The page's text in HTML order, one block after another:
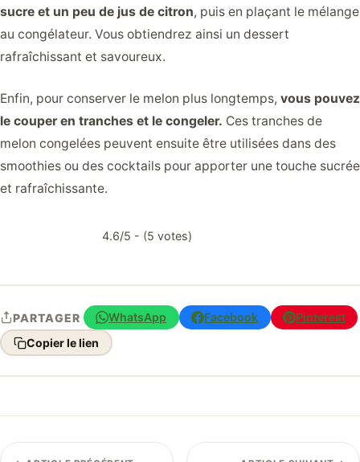
sucre et un peu de jus de citron, puis en plaçant le mélange
au congélateur. Vous obtiendrez ainsi un dessert
rafraîchissant et savoureux.
Enfin, pour conserver le melon plus longtemps, vous pouvez
le couper en tranches et le congeler. Ces tranches de
melon congelées peuvent ensuite être utilisées dans des
smoothies ou des cocktails pour apporter une touche sucrée
et rafraîchissante.
4.6/5 - (5 votes)
PARTAGER WhatsApp Facebook
Pinterest
Copier le lien